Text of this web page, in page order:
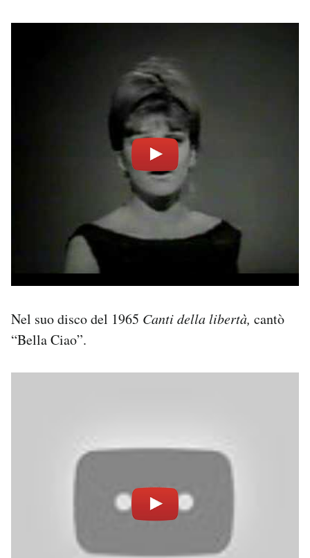
Nel suo disco del 1965 Canti della libertà, cantò
“Bella Ciao”.